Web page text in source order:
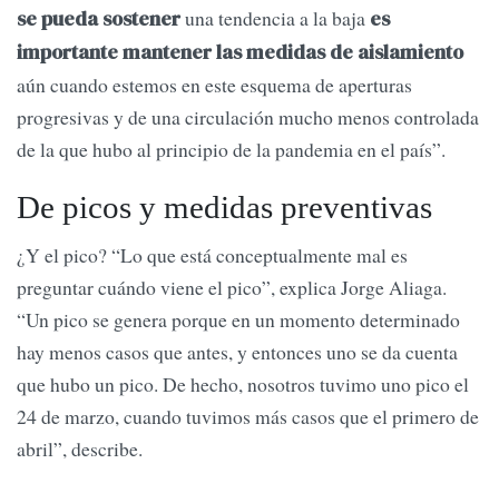
se pueda sosteneruna tendencia a la baja es
importante mantener las medidas de aislamiento
aún cuando estemos en este esquema de aperturas
progresivas y de una circulación mucho menos controlada
de la que hubo al principio de la pandemia en el país”.
De picos y medidas preventivas
¿Y el pico? “Lo que está conceptualmente mal es
preguntar cuándo viene el pico”, explica Jorge Aliaga.
“Un pico se genera porque en un momento determinado
hay menos casos que antes, y entonces uno se da cuenta
que hubo un pico. De hecho, nosotros tuvimo uno pico el
24 de marzo, cuando tuvimos más casos que el primero de
abril”, describe.